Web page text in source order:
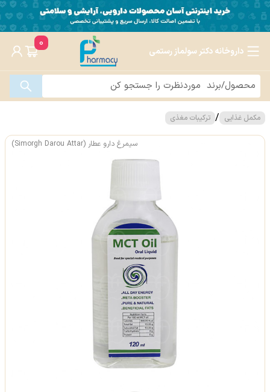
داروخانه دکتر سولماز رستمی
0
مکمل غذایی / ترکیبات مغذی
سیمرغ دارو عطار (Simorgh Darou Attar)